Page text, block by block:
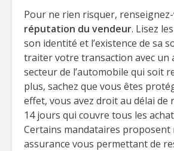
Pour ne rien risquer,
réputation du vendeur. Lisez
son identité et l’existence de sa
traiter votre transaction avec un
secteur de l’automobile qui soit
plus, sachez que vous êtes
effet, vous avez droit au délai de
14 jours qui couvre tous les
Certains mandataires proposent
assurance vous permettant de